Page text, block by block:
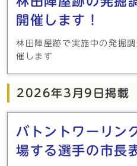
開催します！
林田陣屋跡で実施中の発掘
催します
2026年3月9日掲載
バトントワーリン
場する選手の市長